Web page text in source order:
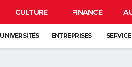
CULTURE FINANCE
UNIVERSITÉS ENTREPRISES